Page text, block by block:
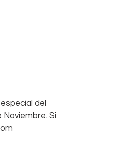
del
Noviembre. Si